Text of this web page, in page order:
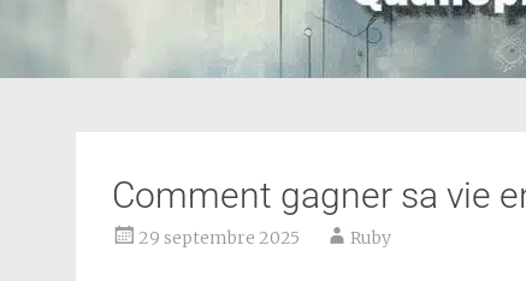
Comment gagner sa vie
29 septembre 2025 Ruby